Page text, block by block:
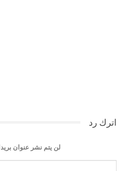
اترك رد
لن يتم نشر عنوان